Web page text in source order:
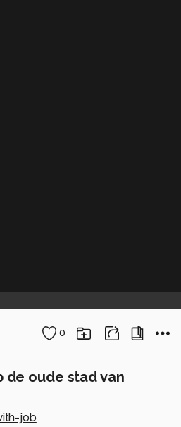
0
de oude stad van
job